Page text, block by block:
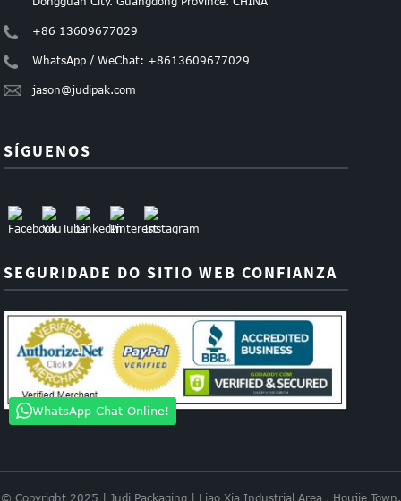
+86 13609677029
WhatsApp / WeChat: +8613609677029
jason@judipak.com
SÍGUENOS
SEGURIDADE DO SITIO WEB CONFIANZA
WhatsApp Chat Online!
© Copyright 2025 | Judi Packaging | Liao Xia Industrial Area . Houjie Town.